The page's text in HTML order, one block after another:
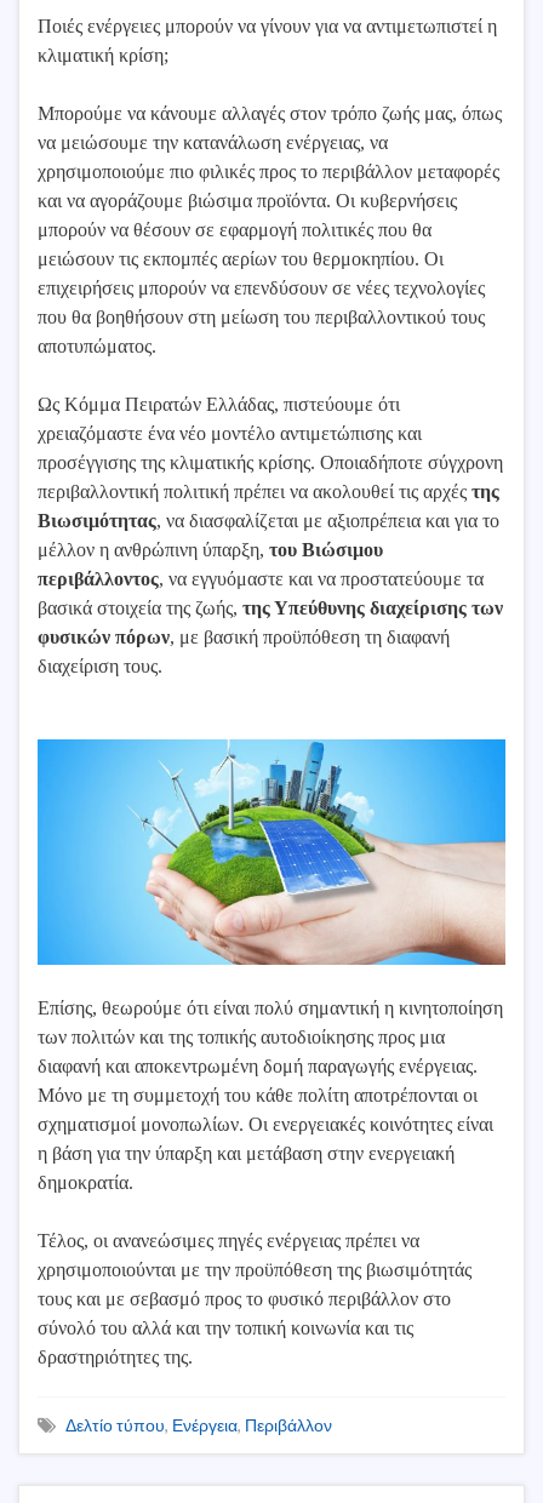
Ποιές ενέργειες μπορούν να γίνουν για να αντιμετωπιστεί η
κλιματική κρίση;
Μπορούμε να κάνουμε αλλαγές στον τρόπο ζωής μας, όπως
να μειώσουμε την κατανάλωση ενέργειας, να
χρησιμοποιούμε πιο φιλικές προς το περιβάλλον μεταφορές
και να αγοράζουμε βιώσιμα προϊόντα. Οι κυβερνήσεις
μπορούν να θέσουν σε εφαρμογή πολιτικές που θα
μειώσουν τις εκπομπές αερίων του θερμοκηπίου. Οι
επιχειρήσεις μπορούν να επενδύσουν σε νέες τεχνολογίες
που θα βοηθήσουν στη μείωση του περιβαλλοντικού τους
αποτυπώματος.
Ως Κόμμα Πειρατών Ελλάδας, πιστεύουμε ότι
χρειαζόμαστε ένα νέο μοντέλο αντιμετώπισης και
προσέγγισης της κλιματικής κρίσης. Οποιαδήποτε σύγχρονη
περιβαλλοντική πολιτική πρέπει να ακολουθεί τις αρχές της
Βιωσιμότητας, να διασφαλίζεται με αξιοπρέπεια και για το
μέλλον η ανθρώπινη ύπαρξη, του Βιώσιμου
περιβάλλοντος, να εγγυόμαστε και να προστατεύουμε τα
βασικά στοιχεία της ζωής, της Υπεύθυνης διαχείρισης των
φυσικών πόρων, με βασική προϋπόθεση τη διαφανή
διαχείριση τους.
Επίσης, θεωρούμε ότι είναι πολύ σημαντική η κινητοποίηση
των πολιτών και της τοπικής αυτοδιοίκησης προς μια
διαφανή και αποκεντρωμένη δομή παραγωγής ενέργειας.
Μόνο με τη συμμετοχή του κάθε πολίτη αποτρέπονται οι
σχηματισμοί μονοπωλίων. Οι ενεργειακές κοινότητες είναι
η βάση για την ύπαρξη και μετάβαση στην ενεργειακή
δημοκρατία.
Τέλος, οι ανανεώσιμες πηγές ενέργειας πρέπει να
χρησιμοποιούνται με την προϋπόθεση της βιωσιμότητάς
τους και με σεβασμό προς το φυσικό περιβάλλον στο
σύνολό του αλλά και την τοπική κοινωνία και τις
δραστηριότητες της.
Δελτίο τύπου, Ενέργεια, Περιβάλλον